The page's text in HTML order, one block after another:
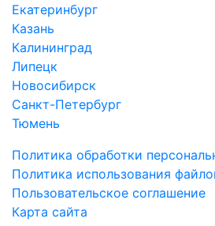
Екатеринбург
Казань
Калининград
Липецк
Новосибирск
Санкт-Петербург
Тюмень
Политика обработки
Политика использования
Пользовательское соглашение
Карта сайта